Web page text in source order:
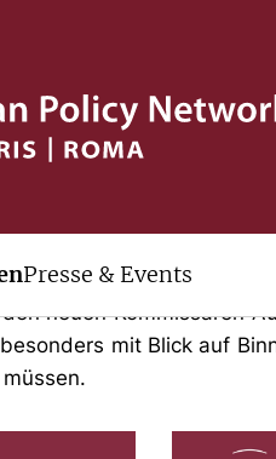
Presse & EventsParlament
neuen Kommissaren
mit Blick auf